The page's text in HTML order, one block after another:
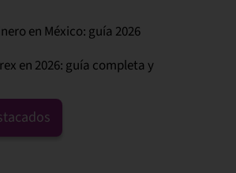
en México: guía 2026
en 2026: guía completa y